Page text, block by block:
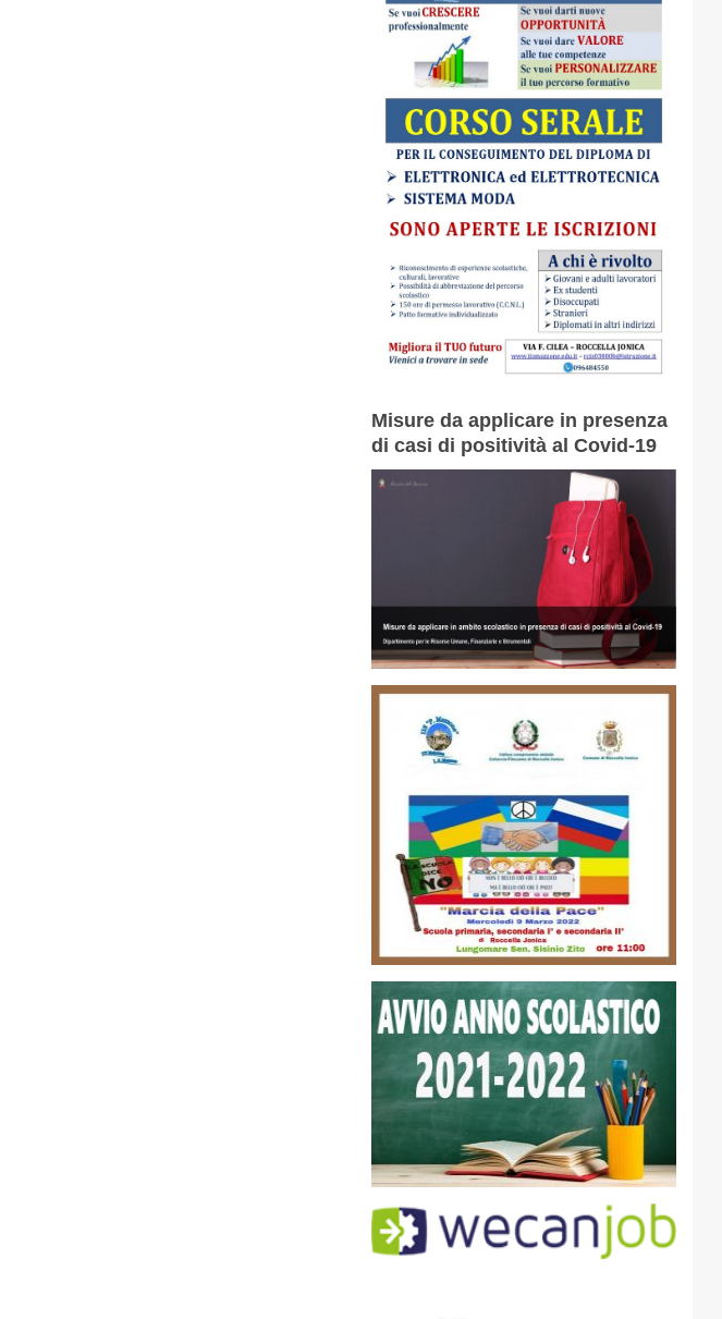
Misure da applicare in presenza
di casi di positività al Covid-19